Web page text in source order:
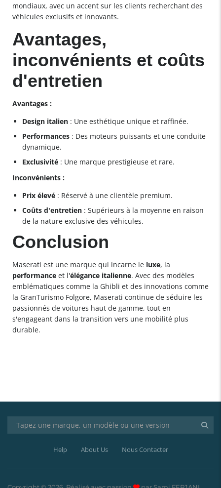
mondiaux, avec un accent sur les clients recherchant des
véhicules exclusifs et innovants.
Avantages,
inconvénients et coûts
d'entretien
Avantages :
Design italien : Une esthétique unique et raffinée.
Performances : Des moteurs puissants et une conduite
dynamique.
Exclusivité : Une marque prestigieuse et rare.
Inconvénients :
Prix élevé : Réservé à une clientèle premium.
Coûts d'entretien : Supérieurs à la moyenne en raison
de la nature exclusive des véhicules.
Conclusion
Maserati est une marque qui incarne le luxe, la
performance et l'élégance italienne. Avec des modèles
emblématiques comme la Ghibli et des innovations comme
la GranTurismo Folgore, Maserati continue de séduire les
passionnés de voitures haut de gamme, tout en
s'engageant dans la transition vers une mobilité plus
durable.
Help About Us Nous Contacter